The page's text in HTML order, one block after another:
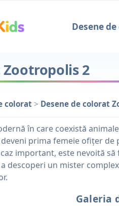
Desene
2
colorat > Desene de colorat
în care coexistă
prima femeie ofițer
important, este nevoită
descoperi un mister
Galeria